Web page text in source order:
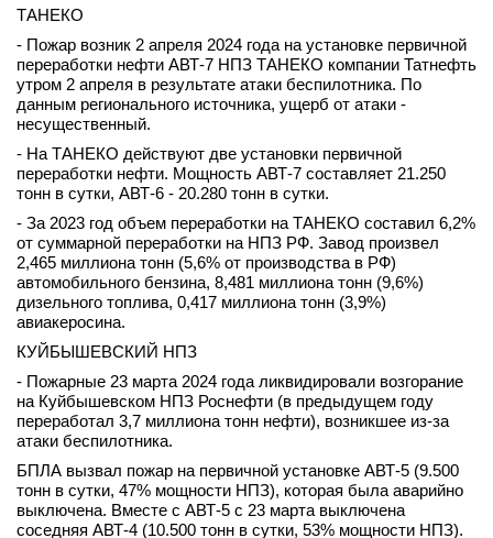
ТАНЕКО
- Пожар возник 2 апреля 2024 года на установке первичной
переработки нефти АВТ-7 НПЗ ТАНЕКО компании Татнефть
утром 2 апреля в результате атаки беспилотника. По
данным регионального источника, ущерб от атаки -
несущественный.
- На ТАНЕКО действуют две установки первичной
переработки нефти. Мощность АВТ-7 составляет 21.250
тонн в сутки, АВТ-6 - 20.280 тонн в сутки.
- За 2023 год объем переработки на ТАНЕКО составил 6,2%
от суммарной переработки на НПЗ РФ. Завод произвел
2,465 миллиона тонн (5,6% от производства в РФ)
автомобильного бензина, 8,481 миллиона тонн (9,6%)
дизельного топлива, 0,417 миллиона тонн (3,9%)
авиакеросина.
КУЙБЫШЕВСКИЙ НПЗ
- Пожарные 23 марта 2024 года ликвидировали возгорание
на Куйбышевском НПЗ Роснефти (в предыдущем году
переработал 3,7 миллиона тонн нефти), возникшее из-за
атаки беспилотника.
БПЛА вызвал пожар на первичной установке АВТ-5 (9.500
тонн в сутки, 47% мощности НПЗ), которая была аварийно
выключена. Вместе с АВТ-5 с 23 марта выключена
соседняя АВТ-4 (10.500 тонн в сутки, 53% мощности НПЗ).